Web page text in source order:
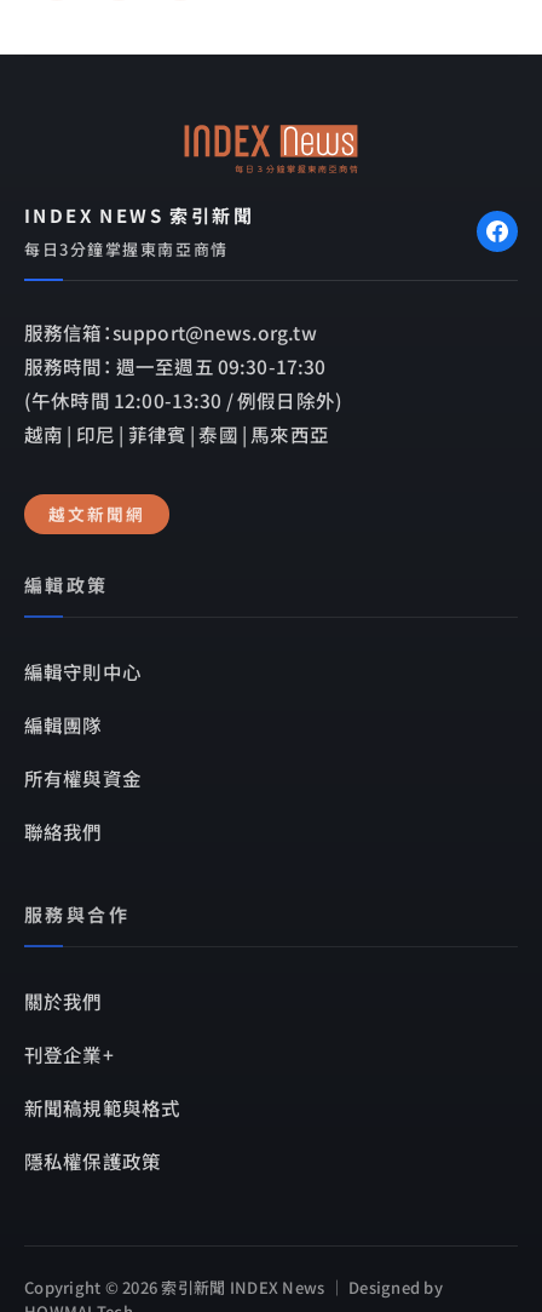
b
l
INDEX NEWS 索引新聞
每日3分鐘掌握東南亞商情
服務信箱：support@news.org.tw
服務時間： 週一至週五 09:30-17:30
(午休時間 12:00-13:30 / 例假日除外)
越南 | 印尼 | 菲律賓 | 泰國 | 馬來西亞
越文新聞網
編輯政策
編輯守則中心
編輯團隊
所有權與資金
聯絡我們
服務與合作
關於我們
刊登企業+
新聞稿規範與格式
隱私權保護政策
Copyright © 2026 索引新聞 INDEX News ｜ Designed by